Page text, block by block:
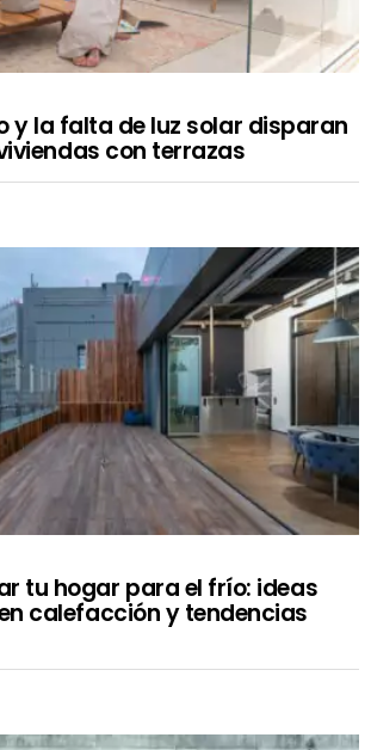
y la falta de luz solar disparan
con terrazas
tu hogar para el frío: ideas
calefacción y tendencias